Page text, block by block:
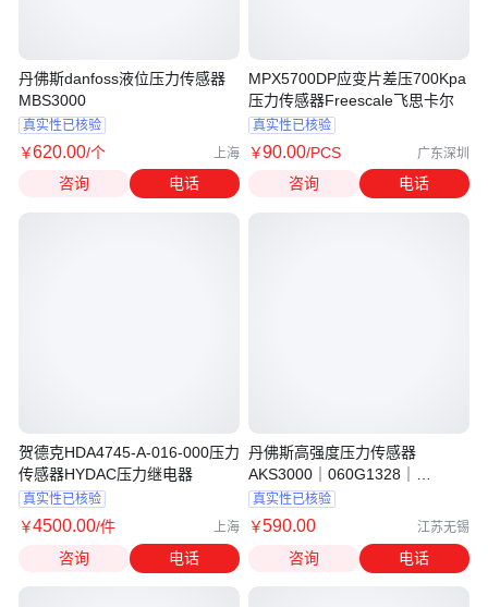
丹佛斯danfoss液位压力传感器
MBS3000
真实性已核验
￥620.00/个 上海
咨询 电话
贺德克HDA4745-A-016-000压力
传感器HYDAC压力继电器
真实性已核验
￥4500.00/件 上海
咨询 电话
MPX5700DP应变片差压700Kpa
压力传感器Freescale飞思卡尔
真实性已核验
￥90.00/PCS 广东深圳
咨询 电话
丹佛斯高强度压力传感器
AKS3000｜060G1328｜
060G1066
真实性已核验
￥590.00 江苏无锡
咨询 电话